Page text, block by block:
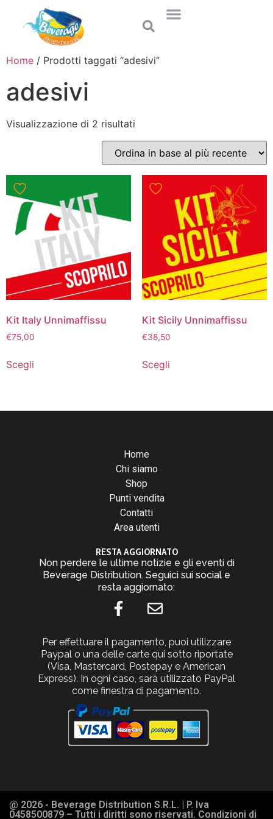
Home / Prodotti taggati “adesivi”
adesivi
Visualizzazione di 2 risultati
Kit Italy Unnimaffissu
€75,00
Scegli
Kit Sicily Unnimaffissu
€38,50
Scegli
Home
Chi siamo
Shop
Punti vendita
Contatti
Area utenti
RESTA AGGIORNATO
Non perdere le ultime notizie e gli eventi di
Beverage Distribution. Seguici sui social e
resta aggiornato:
Per effettuare il pagamento, puoi utilizzare
Paypal o una delle carte qui sotto riportate
(Visa, Mastercard, Postepay e American
Express). In ogni caso, sarà utilizzato PayPal
come finestra di pagamento.
@ 2026 - Beverage Distribution S.R.L. | P. Iva
0458500879 – Tutti i diritti sono riservati. Condizioni di